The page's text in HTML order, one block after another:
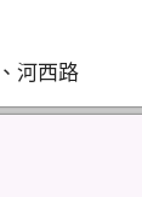
河西路